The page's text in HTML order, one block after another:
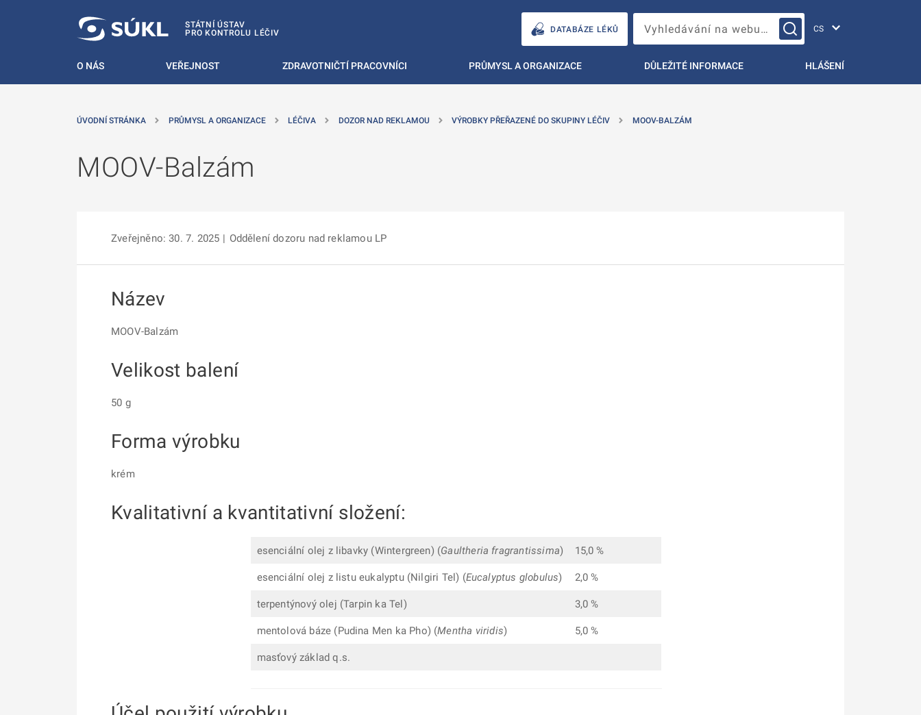
STÁTNÍ ÚSTAV
PRO KONTROLU LÉČIV
DATABÁZE LÉKŮ Vyhledávání na webu…
O NÁS VEŘEJNOST ZDRAVOTNIČTÍ PRACOVNÍCI PRŮMYSL A ORGANIZACE DŮLEŽITÉ INFORMACE HLÁŠENÍ
ÚVODNÍ STRÁNKA PRŮMYSL A ORGANIZACE LÉČIVA DOZOR NAD REKLAMOU VÝROBKY PŘEŘAZENÉ DO SKUPINY LÉČIV MOOV-BALZÁM
MOOV-Balzám
Zveřejněno: 30. 7. 2025 | Oddělení dozoru nad reklamou LP
Název
MOOV-Balzám
Velikost balení
50 g
Forma výrobku
krém
Kvalitativní a kvantitativní složení:
esenciální olej z libavky (Wintergreen) (Gaultheria fragrantissima) 15,0 %
esenciální olej z listu eukalyptu (Nilgiri Tel) (Eucalyptus globulus) 2,0 %
terpentýnový olej (Tarpin ka Tel) 3,0 %
mentolová báze (Pudina Men ka Pho) (Mentha viridis) 5,0 %
masťový základ q.s.